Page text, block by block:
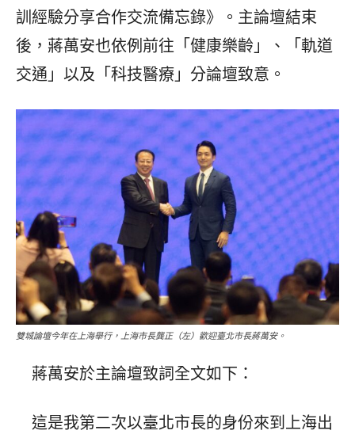
訓經驗分享合作交流備忘錄》。主論壇結束
後，蔣萬安也依例前往「健康樂齡」、「軌道
交通」以及「科技醫療」分論壇致意。
雙城論壇今年在上海舉行，上海市長龔正（左）歡迎臺北市長蔣萬安。
蔣萬安於主論壇致詞全文如下：
這是我第二次以臺北市長的身份來到上海出